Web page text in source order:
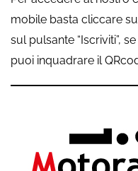
mobile basta cliccare
sul pulsante “Iscriviti”,
puoi inquadrare il